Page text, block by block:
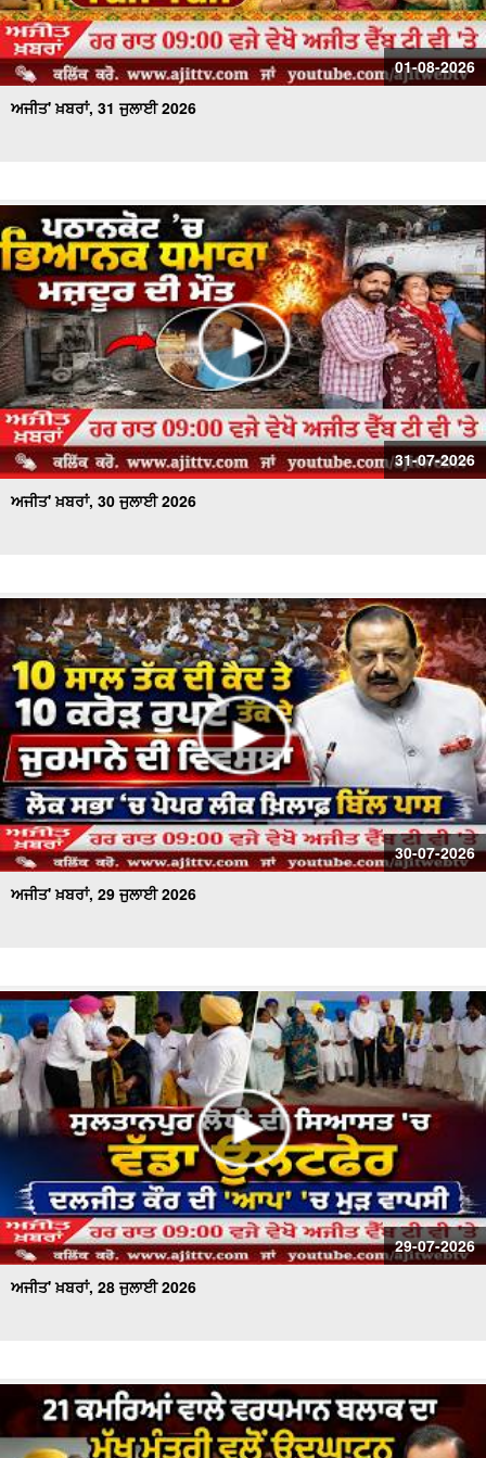
01-08-2026
ਅਜੀਤ' ਖ਼ਬਰਾਂ, 31 ਜੁਲਾਈ 2026
31-07-2026
ਅਜੀਤ' ਖ਼ਬਰਾਂ, 30 ਜੁਲਾਈ 2026
30-07-2026
ਅਜੀਤ' ਖ਼ਬਰਾਂ, 29 ਜੁਲਾਈ 2026
29-07-2026
ਅਜੀਤ' ਖ਼ਬਰਾਂ, 28 ਜੁਲਾਈ 2026